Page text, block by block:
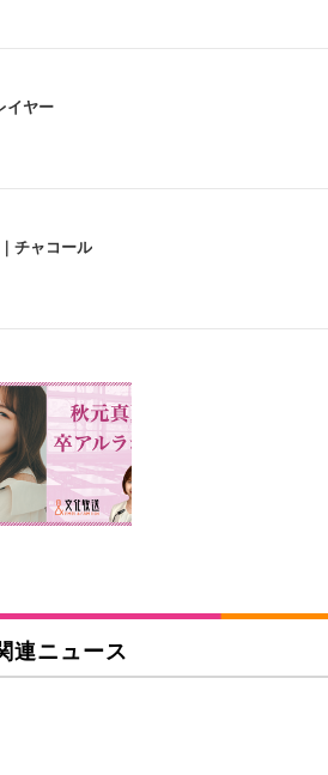
イヤー
チャコール
約105度ロッキング pc 事務椅子 360度回
ロッキング機能 人間工学 椅子 腰サポー
ック)
Type-C・ホワイト
連ニュース